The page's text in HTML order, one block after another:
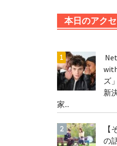
本日のアク
ズ
新
家...
の